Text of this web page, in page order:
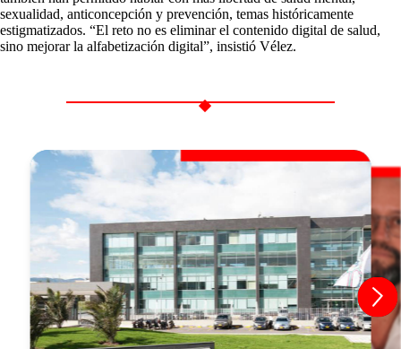
sexualidad, anticoncepción y prevención, temas históricamente
estigmatizados. “El reto no es eliminar el contenido digital de salud,
sino mejorar la alfabetización digital”, insistió Vélez.